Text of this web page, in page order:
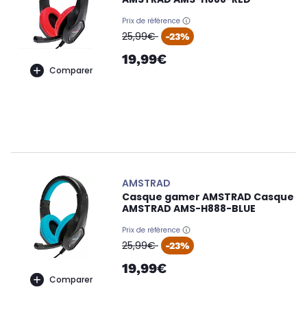
Comparer
Prix de référence
oldPrice
25,99€ -23%
19,99€
Comparer
AMSTRAD
Casque gamer AMSTRAD Casque
AMSTRAD AMS-H888-BLUE
Prix de référence
oldPrice
25,99€ -23%
19,99€